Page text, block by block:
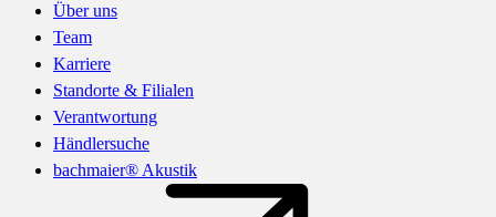
Über uns
Team
Karriere
Standorte & Filialen
Verantwortung
Händlersuche
bachmaier® Akustik